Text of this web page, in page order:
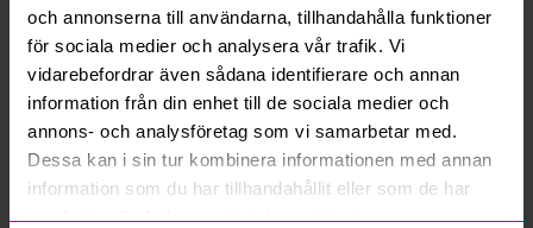
och annonserna till användarna, tillhandahålla funktioner
för sociala medier och analysera vår trafik. Vi
vidarebefordrar även sådana identifierare och annan
information från din enhet till de sociala medier och
annons- och analysföretag som vi samarbetar med.
Dessa kan i sin tur kombinera informationen med annan
information som du har tillhandahållit eller som de har
samlat in när du har använt deras tjänster.
Kan jag ångra ett bud?
Kan ni frakta mina vunna objekt?
Läs fler frågor och svar